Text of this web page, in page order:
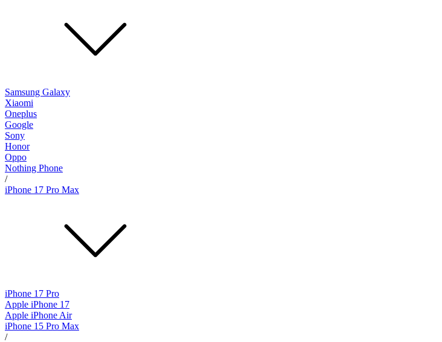
Samsung Galaxy
Xiaomi
Oneplus
Google
Sony
Honor
Oppo
Nothing Phone
/
iPhone 17 Pro Max
iPhone 17 Pro
Apple iPhone 17
Apple iPhone Air
iPhone 15 Pro Max
/